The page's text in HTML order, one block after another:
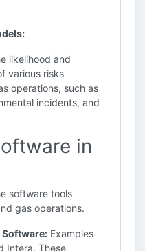
likelihood and
various risks
operations, such as
incidents, and
in
software tools
gas operations.
Software: Examples
Intera. These